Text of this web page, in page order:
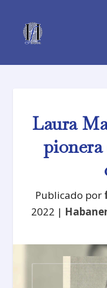
Laura
Publicado por
2022 |